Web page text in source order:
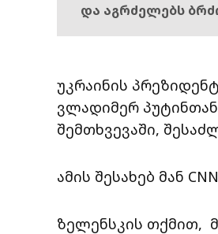
და აგრძელებს
უკრაინის
ვლადიმერ
შემთხვევაში,
ამის შესახებ მან
ზელენსკის თქმით,